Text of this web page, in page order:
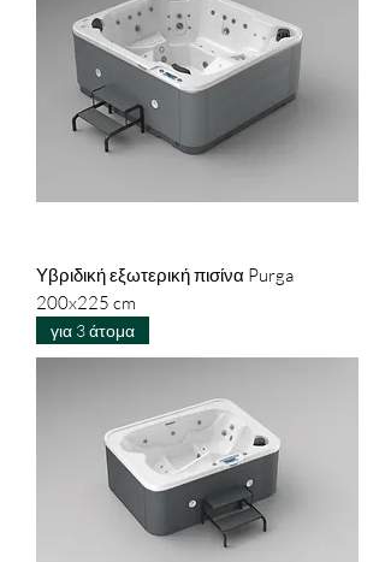
Υβριδική εξωτερική πισίνα Purga
200x225 cm
για 3 άτομα